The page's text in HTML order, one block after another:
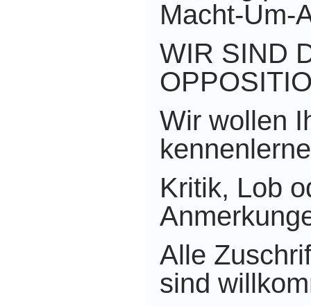
Macht-Um-
WIR SIND
Wir wollen
Kritik, Lob
Alle
sind